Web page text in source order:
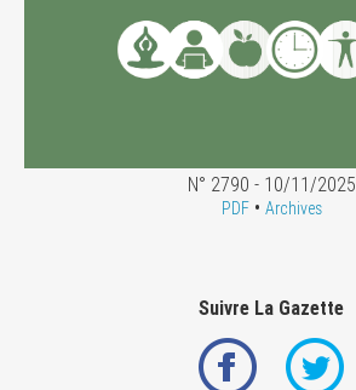
N° 2790 - 10/11/2025
PDF• Archives
Suivre La Gazette